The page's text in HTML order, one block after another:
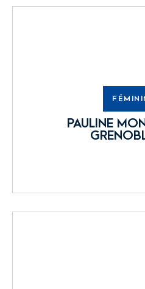
PAULINE